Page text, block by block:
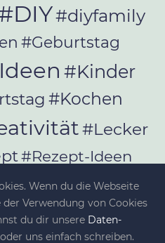
#diyfamily
#Geburtstag
#Kinder
#Kochen
#Lecker
#Rezept-Ideen
Wenn du die Webseite
Verwendung von Cookies
du dir unsere Da­ten­
uns einfach schreiben.